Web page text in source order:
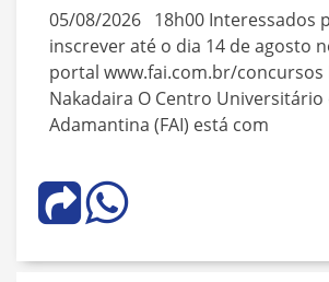
05/08/2026 18h00 Interessados
inscrever até o dia 14 de agosto
portal www.fai.com.br/concursos
Nakadaira O Centro Universitário
Adamantina (FAI) está com